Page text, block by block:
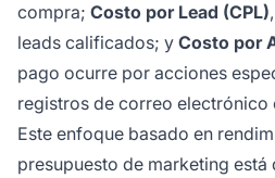
compra; Costo por Lead (CPL)
leads calificados; y Costo por
pago ocurre por acciones
registros de correo
Este enfoque basado en
presupuesto de marketing